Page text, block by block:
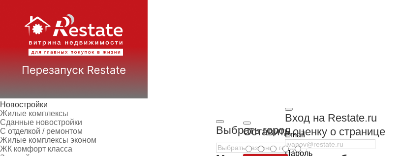
Новостройки
Жилые комплексы
Сданные новостройки
С отделкой / ремонтом
Жилые комплексы эконом
ЖК комфорт класса
Выбрать город
Вход на Restate.ru
Email
Пароль
Оставить оценку о странице